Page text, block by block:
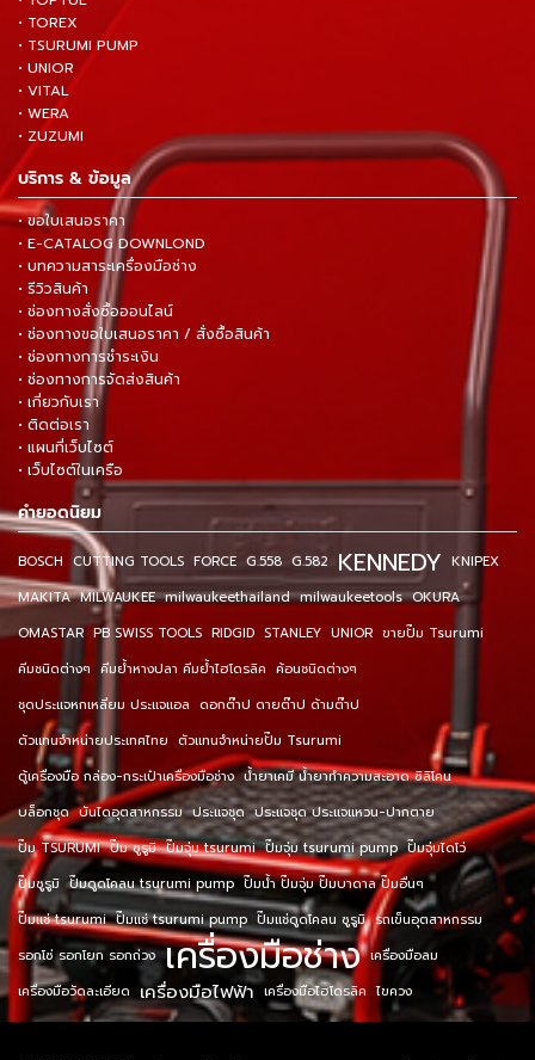
• TOREX
• TSURUMI PUMP
• UNIOR
• VITAL
• WERA
• ZUZUMI
บริการ & ข้อมูล
• ขอใบเสนอราคา
• E-CATALOG DOWNLOND
• บทความสาระเครื่องมือช่าง
• รีวิวสินค้า
• ช่องทางสั่งซื้อออนไลน์
• ช่องทางขอใบเสนอราคา / สั่งซื้อสินค้า
• ช่องทางการชำระเงิน
• ช่องทางการจัดส่งสินค้า
• เกี่ยวกับเรา
• ติดต่อเรา
• แผนที่เว็บไซต์
• เว็บไซต์ในเครือ
คำยอดนิยม
BOSCH CUTTING TOOLS FORCE G.558 G.582 KENNEDY KNIPEX
MAKITA MILWAUKEE milwaukeethailand milwaukeetools OKURA
OMASTAR PB SWISS TOOLS RIDGID STANLEY UNIOR ขายปั๊ม Tsurumi
คีมชนิดต่างๆ คีมย้ำหางปลา คีมย้ำไฮโดรลิค ค้อนชนิดต่างๆ
ชุดประแจหกเหลี่ยม ประแจแอล ดอกต๊าป ดายต๊าป ด้ามต๊าป
ตัวแทนจำหน่ายประเทศไทย ตัวแทนจำหน่ายปั๊ม Tsurumi
ตู้เครื่องมือ กล่อง-กระเป๋าเครื่องมือช่าง น้ำยาเคมี น้ำยาทำความสะอาด ซิลิโคน
บล็อกชุด บันไดอุตสาหกรรม ประแจชุด ประแจชุด ประแจแหวน-ปากตาย
ปั๊ม TSURUMI ปั๊ม ซูรูมิ ปั๊มจุ่ม tsurumi ปั๊มจุ่ม tsurumi pump ปั๊มจุ่มไดโว่
ปั๊มซูรูมิ ปั๊มดูดโคลน tsurumi pump ปั๊มน้ำ ปั๊มจุ่ม ปั๊มบาดาล ปั๊มอื่นๆ
ปั๊มแช่ tsurumi ปั๊มแช่ tsurumi pump ปั๊มแช่ดูดโคลน ซูรูมิ รถเข็นอุตสาหกรรม
รอกโซ่ รอกโยก รอกถ่วง เครื่องมือช่าง เครื่องมือลม
เครื่องมือวัดละเอียด เครื่องมือไฟฟ้า เครื่องมือไฮโดรลิค ไขควง